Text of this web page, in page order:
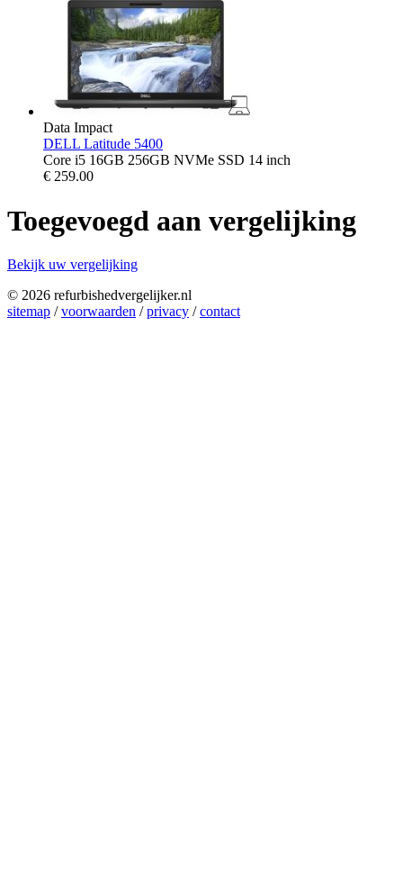
Data Impact
DELL Latitude 5400
Core i5 16GB 256GB NVMe SSD 14 inch
€ 259.00
Toegevoegd aan vergelijking
Bekijk uw vergelijking
© 2026 refurbishedvergelijker.nl
sitemap /voorwaarden /privacy /contact